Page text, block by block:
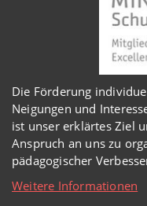
Die Förderung
Neigungen und
ist unser erklärtes Ziel
Anspruch an uns zu
pädagogischer
Weitere Informationen